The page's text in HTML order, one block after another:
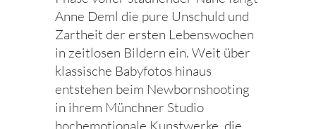
Anne Deml die pure Unschuld und
Zartheit der ersten Lebenswochen
in zeitlosen Bildern ein. Weit über
klassische Babyfotos hinaus
entstehen beim Newbornshooting
in ihrem Münchner Studio
hochemotionale Kunstwerke, die